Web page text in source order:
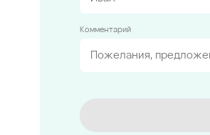
Комментарий